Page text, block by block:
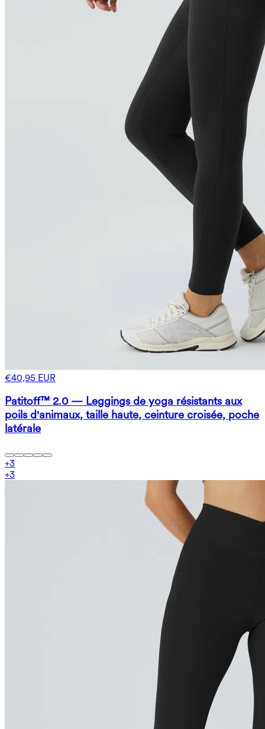
€40,95 EUR
Patitoff™ 2.0 — Leggings de yoga résistants aux
poils d'animaux, taille haute, ceinture croisée, poche
latérale
+3
+3